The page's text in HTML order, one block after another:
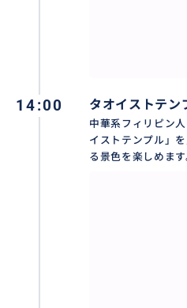
14:00 タオイストテン
中華系フィリピン
イストテンプル」
る景色を楽しめます